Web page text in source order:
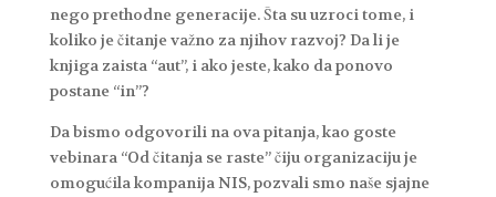
nego prethodne generacije. Šta su uzroci tome, i
koliko je čitanje važno za njihov razvoj? Da li je
knjiga zaista “aut”, i ako jeste, kako da ponovo
postane “in”?
Da bismo odgovorili na ova pitanja, kao goste
vebinara “Od čitanja se raste” čiju organizaciju je
omogućila kompanija NIS, pozvali smo naše sjajne